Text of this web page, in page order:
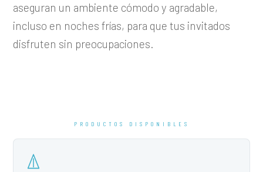
aseguran un ambiente cómodo y agradable,
incluso en noches frías, para que tus invitados
disfruten sin preocupaciones.
PRODUCTOS DISPONIBLES